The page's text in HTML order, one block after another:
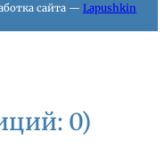
сайта — Lapushkin
0)